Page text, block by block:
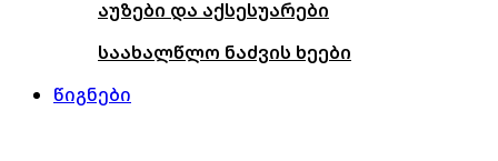
აუზები და აქსესუარები
საახალწლო ნაძვის ხეები
წიგნები